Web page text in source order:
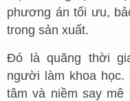
phương án tối ưu,
trong sản xuất.
Đó là quãng thời
người làm khoa
tâm và niềm say mê